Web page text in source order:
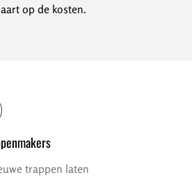
op de kosten.
trappen laten